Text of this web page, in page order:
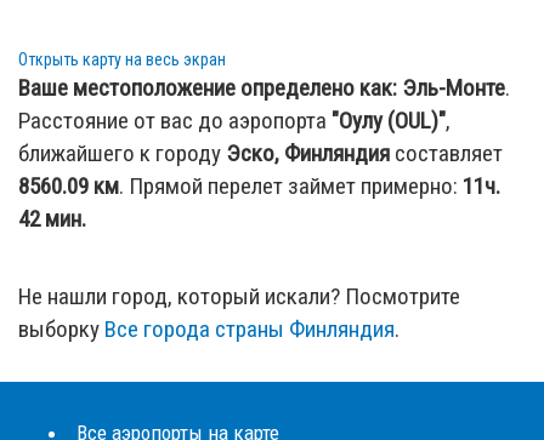
Открыть карту на весь экран
Ваше местоположение определено как: Эль-Монте.
Расстояние от вас до аэропорта "Оулу (OUL)",
ближайшего к городу Эско, Финляндия составляет
8560.09 км. Прямой перелет займет примерно: 11ч.
42 мин.
Не нашли город, который искали? Посмотрите
выборку Все города страны Финляндия.
Все аэропорты на карте